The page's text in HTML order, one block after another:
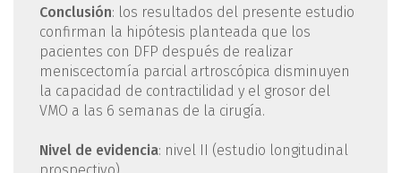
Conclusión: los resultados del presente estudio
confirman la hipótesis planteada que los
pacientes con DFP después de realizar
meniscectomía parcial artroscópica disminuyen
la capacidad de contractilidad y el grosor del
VMO a las 6 semanas de la cirugía.
Nivel de evidencia: nivel II (estudio longitudinal